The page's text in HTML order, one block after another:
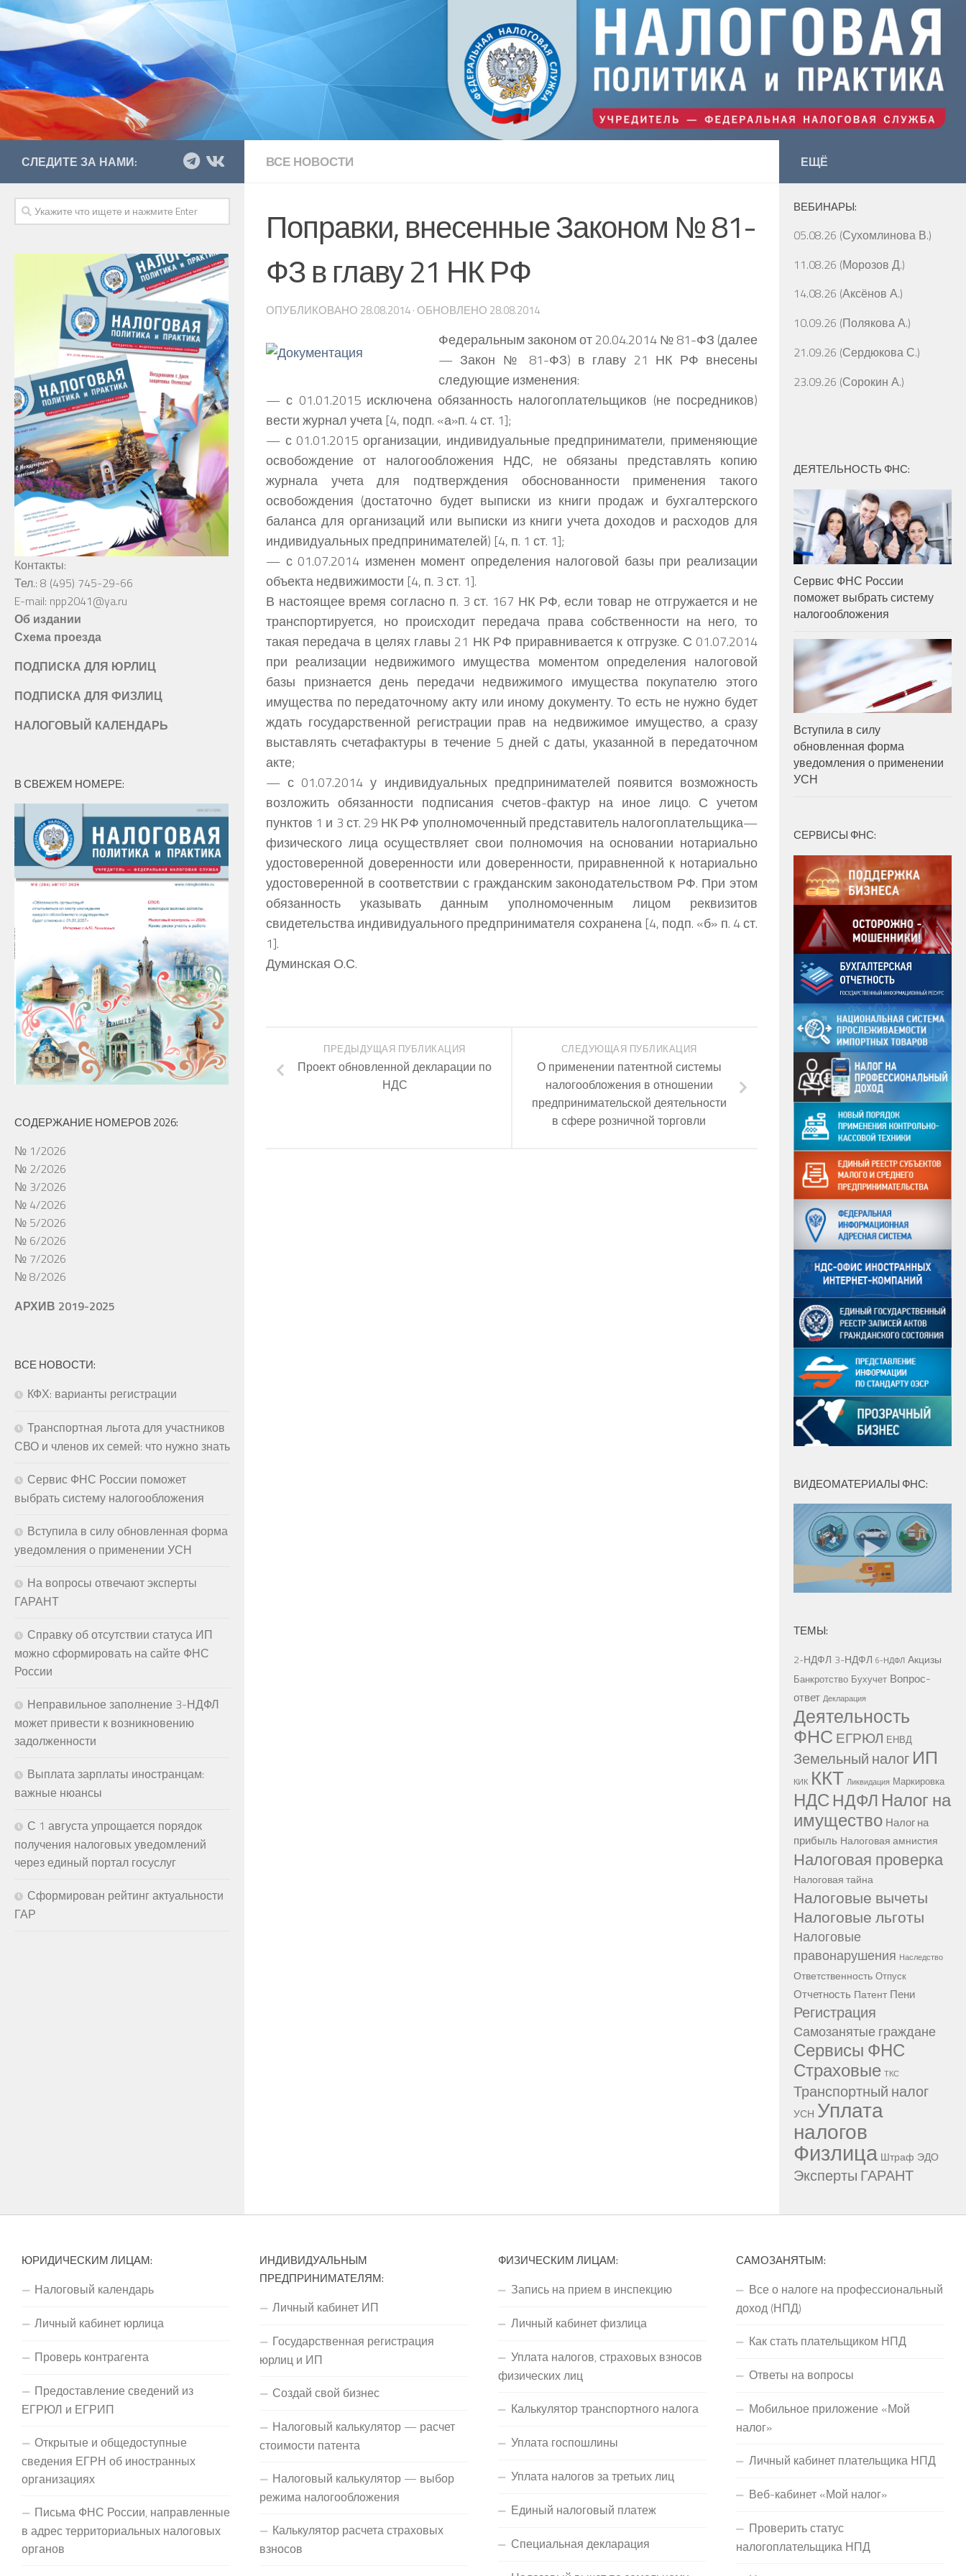
ВСЕ НОВОСТИ
Поправки, внесенные Законом № 81-
ФЗ в главу 21 НК РФ
ОПУБЛИКОВАНО 28.08.2014· ОБНОВЛЕНО 28.08.2014
Федеральным законом от 20.04.2014 № 81-ФЗ (далее
— Закон № 81-ФЗ) в главу 21 НК РФ внесены
следующие изменения:
— с 01.01.2015 исключена обязанность налогоплательщиков (не посредников)
вести журнал учета [4, подп. «а»п. 4 ст. 1];
— с 01.01.2015 организации, индивидуальные предприниматели, применяющие
освобождение от налогообложения НДС, не обязаны представлять копию
журнала учета для подтверждения обоснованности применения такого
освобождения (достаточно будет выписки из книги продаж и бухгалтерского
баланса для организаций или выписки из книги учета доходов и расходов для
индивидуальных предпринимателей) [4, п. 1 ст. 1];
— с 01.07.2014 изменен момент определения налоговой базы при реализации
объекта недвижимости [4, п. 3 ст. 1].
В настоящее время согласно п. 3 ст. 167 НК РФ, если товар не отгружается и не
транспортируется, но происходит передача права собственности на него, то
такая передача в целях главы 21 НК РФ приравнивается к отгрузке. С 01.07.2014
при реализации недвижимого имущества моментом определения налоговой
базы признается день передачи недвижимого имущества покупателю этого
имущества по передаточному акту или иному документу. То есть не нужно будет
ждать государственной регистрации прав на недвижимое имущество, а сразу
выставлять счетафактуры в течение 5 дней с даты, указанной в передаточном
акте;
— с 01.07.2014 у индивидуальных предпринимателей появится возможность
возложить обязанности подписания счетов-фактур на иное лицо. С учетом
пунктов 1 и 3 ст. 29 НК РФ уполномоченный представитель налогоплательщика—
физического лица осуществляет свои полномочия на основании нотариально
удостоверенной доверенности или доверенности, приравненной к нотариально
удостоверенной в соответствии с гражданским законодательством РФ. При этом
обязанность указывать данным уполномоченным лицом реквизитов
свидетельства индивидуального предпринимателя сохранена [4, подп. «б» п. 4 ст.
1].
Думинская О.С.
СЛЕДУЮЩАЯ ПУБЛИКАЦИЯ
О применении патентной системы
налогообложения в отношении
предпринимательской деятельности
в сфере розничной торговли
ПРЕДЫДУЩАЯ ПУБЛИКАЦИЯ
Проект обновленной декларации по
НДС
СЛЕДИТЕ ЗА НАМИ:
Контакты:
Тел.: 8 (495) 745-29-66
E-mail: npp2041@ya.ru
Об издании
Схема проезда
ПОДПИСКА ДЛЯ ЮРЛИЦ
ПОДПИСКА ДЛЯ ФИЗЛИЦ
НАЛОГОВЫЙ КАЛЕНДАРЬ
В СВЕЖЕМ НОМЕРЕ:
СОДЕРЖАНИЕ НОМЕРОВ 2026:
№ 1/2026
№ 2/2026
№ 3/2026
№ 4/2026
№ 5/2026
№ 6/2026
№ 7/2026
№ 8/2026
АРХИВ 2019-2025
ВСЕ НОВОСТИ:
КФХ: варианты регистрации
Транспортная льгота для участников
СВО и членов их семей: что нужно знать
Сервис ФНС России поможет
выбрать систему налогообложения
Вступила в силу обновленная форма
уведомления о применении УСН
На вопросы отвечают эксперты
ГАРАНТ
Справку об отсутствии статуса ИП
можно сформировать на сайте ФНС
России
Неправильное заполнение 3-НДФЛ
может привести к возникновению
задолженности
Выплата зарплаты иностранцам:
важные нюансы
С 1 августа упрощается порядок
получения налоговых уведомлений
через единый портал госуслуг
Сформирован рейтинг актуальности
ГАР
ЕЩЁ
ВЕБИНАРЫ:
05.08.26 (Сухомлинова В.)
11.08.26 (Морозов Д.)
14.08.26 (Аксёнов А.)
10.09.26 (Полякова А.)
21.09.26 (Сердюкова С.)
23.09.26 (Сорокин А.)
ДЕЯТЕЛЬНОСТЬ ФНС:
Сервис ФНС России
поможет выбрать систему
налогообложения
Вступила в силу
обновленная форма
уведомления о применении
УСН
СЕРВИСЫ ФНС:
ВИДЕОМАТЕРИАЛЫ ФНС:
ТЕМЫ:
2-НДФЛ 3-НДФЛ 6-НДФЛ Акцизы
Банкротство Бухучет Вопрос-
ответ Декларация
Деятельность
ФНС ЕГРЮЛ ЕНВД
Земельный налог ИП
КИК ККТ Ликвидация Маркировка
НДС НДФЛ Налог на
имущество Налог на
прибыль Налоговая амнистия
Налоговая проверка
Налоговая тайна
Налоговые вычеты
Налоговые льготы
Налоговые
правонарушения Наследство
Ответственность Отпуск
Отчетность Патент Пени
Регистрация
Самозанятые граждане
Сервисы ФНС
Страховые ТКС
Транспортный налог
УСН Уплата
налогов
Физлица Штраф ЭДО
Эксперты ГАРАНТ
ЮРИДИЧЕСКИМ ЛИЦАМ:
Налоговый календарь
Личный кабинет юрлица
Проверь контрагента
Предоставление сведений из
ЕГРЮЛ и ЕГРИП
Открытые и общедоступные
сведения ЕГРН об иностранных
организациях
Письма ФНС России, направленные
в адрес территориальных налоговых
органов
ИНДИВИДУАЛЬНЫМ
ПРЕДПРИНИМАТЕЛЯМ:
Личный кабинет ИП
Государственная регистрация
юрлиц и ИП
Создай свой бизнес
Налоговый калькулятор — расчет
стоимости патента
Налоговый калькулятор — выбор
режима налогообложения
Калькулятор расчета страховых
взносов
ФИЗИЧЕСКИМ ЛИЦАМ:
Запись на прием в инспекцию
Личный кабинет физлица
Уплата налогов, страховых взносов
физических лиц
Калькулятор транспортного налога
Уплата госпошлины
Уплата налогов за третьих лиц
Единый налоговый платеж
Специальная декларация
САМОЗАНЯТЫМ:
Все о налоге на профессиональный
доход (НПД)
Как стать плательщиком НПД
Ответы на вопросы
Мобильное приложение «Мой
налог»
Личный кабинет плательщика НПД
Веб-кабинет «Мой налог»
Проверить статус
налогоплательщика НПД